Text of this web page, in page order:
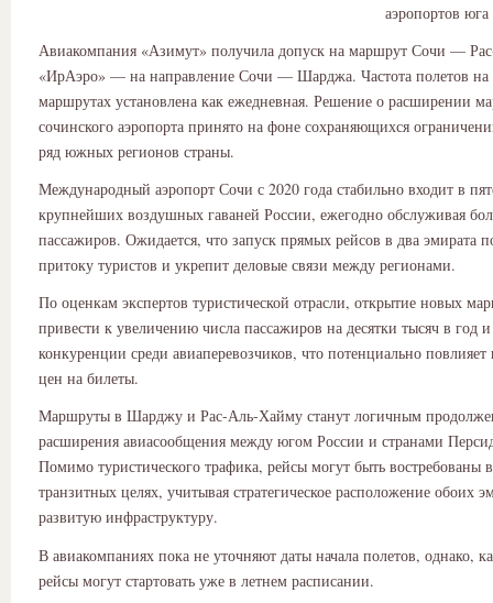
аэропортов
Авиакомпания «Азимут» получила допуск на маршрут Сочи —
«ИрАэро» — на направление Сочи — Шарджа. Частота полетов на
маршрутах установлена как ежедневная. Решение о расширении
сочинского аэропорта принято на фоне сохраняющихся
ряд южных регионов страны.
Международный аэропорт Сочи с 2020 года стабильно входит в
крупнейших воздушных гаваней России, ежегодно обслуживая
пассажиров. Ожидается, что запуск прямых рейсов в два эмирата
притоку туристов и укрепит деловые связи между регионами.
По оценкам экспертов туристической отрасли, открытие новых
привести к увеличению числа пассажиров на десятки тысяч в год
конкуренции среди авиаперевозчиков, что потенциально
цен на билеты.
Маршруты в Шарджу и Рас-Аль-Хайму станут логичным
расширения авиасообщения между югом России и странами
Помимо туристического трафика, рейсы могут быть востребованы
транзитных целях, учитывая стратегическое расположение обоих
развитую инфраструктуру.
В авиакомпаниях пока не уточняют даты начала полетов, однако,
рейсы могут стартовать уже в летнем расписании.